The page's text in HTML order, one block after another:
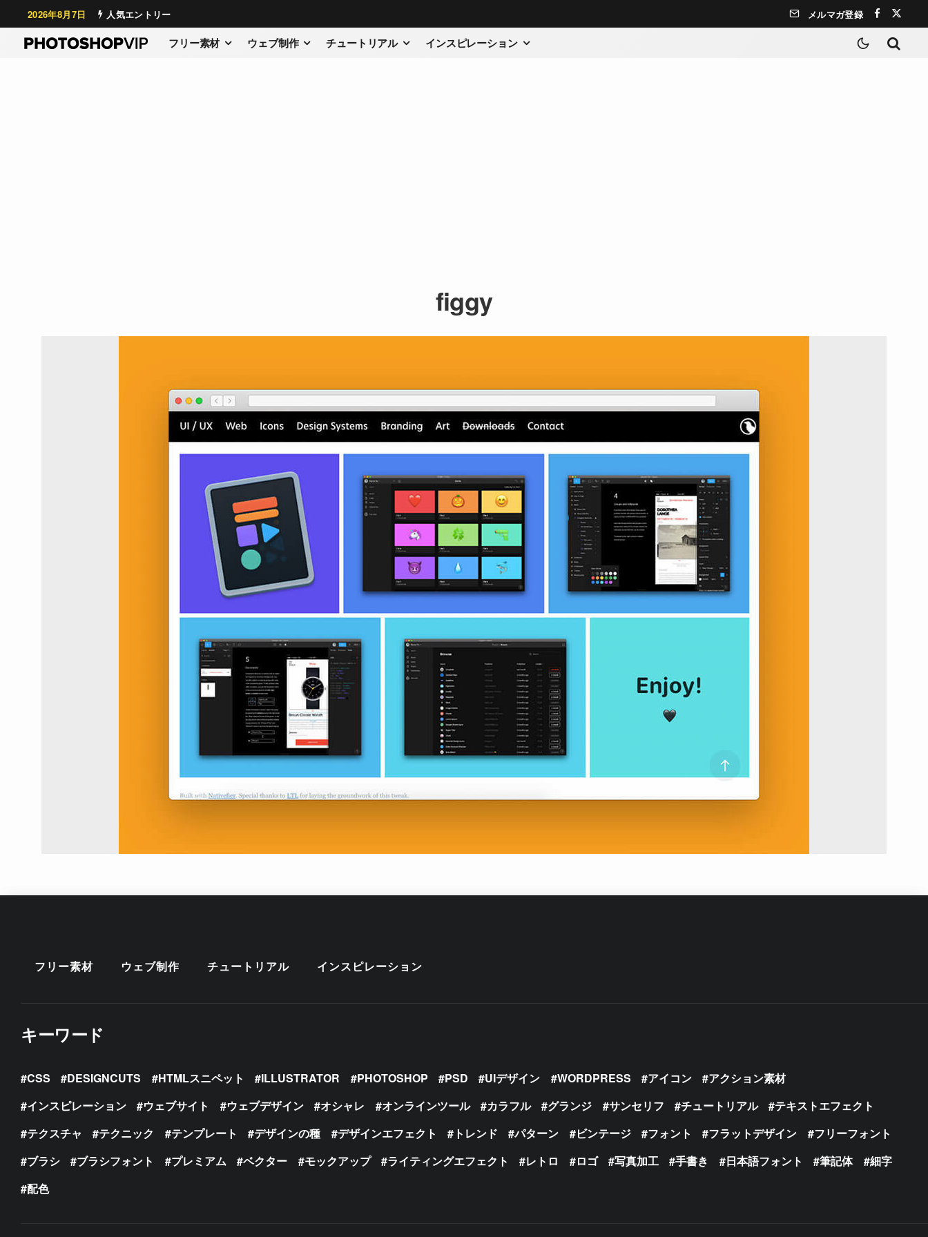
2026年8月7日 人気エントリー メルマガ登録
フリー素材 ウェブ制作 チュートリアル インスピレーション
figgy
フリー素材 ウェブ制作 チュートリアル インスピレーション
キーワード
CSS DESIGNCUTS HTMLスニペット ILLUSTRATOR PHOTOSHOP PSD UIデザイン WORDPRESS アイコン
アクション素材
インスピレーション
ウェブサイト ウェブデザイン オシャレ オンラインツール カラフル グランジ サンセリフ チュートリアル
テキストエフェクト
テクスチャ
テクニック テンプレート デザインの種 デザインエフェクト トレンド パターン ビンテージ フォント フラットデザイン
フリーフォント
ブラシ
ブラシフォント プレミアム ベクター モックアップ ライティングエフェクト レトロ ロゴ 写真加工 手書き 日本語フォント 筆記体
細字
配色